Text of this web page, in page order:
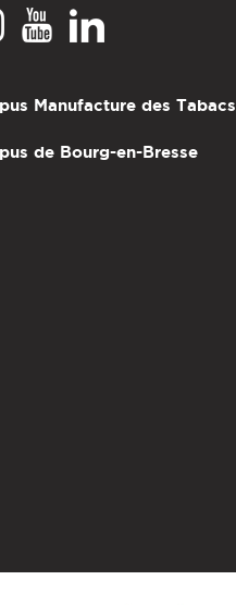
Manufacture des Tabacs
de Bourg-en-Bresse